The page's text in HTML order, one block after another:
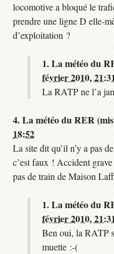
locomotive a bloqué le
prendre une ligne D elle-
d’exploitation ?
1.La météo du
février 2010,
La RATP ne l’a
4.La météo du RER
18:52
La site dit qu’il n’y a pas
c’est faux ! Accident
pas de train de Maison
1.La météo du
février 2010,
Ben oui, la RATP
muette :-(